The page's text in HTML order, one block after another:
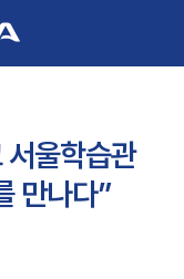
울학습관
만나다”